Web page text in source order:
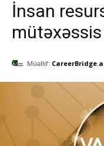
İnsan
mütəxəssis
Müəllif: